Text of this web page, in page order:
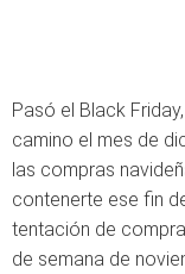
Pasó el Black
camino el mes de
las compras
contenerte ese fin
tentación de
de semana de